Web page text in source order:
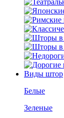
Виды штор
Белые
Зеленые